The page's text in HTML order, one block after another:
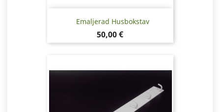
Emaljerad Husbokstav
Pris
50,00 €